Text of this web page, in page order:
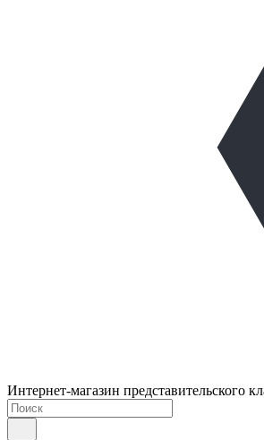
Интернет-магазин представительского